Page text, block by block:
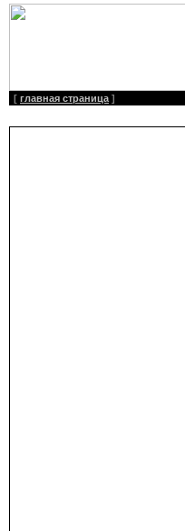
[ главная страница ]